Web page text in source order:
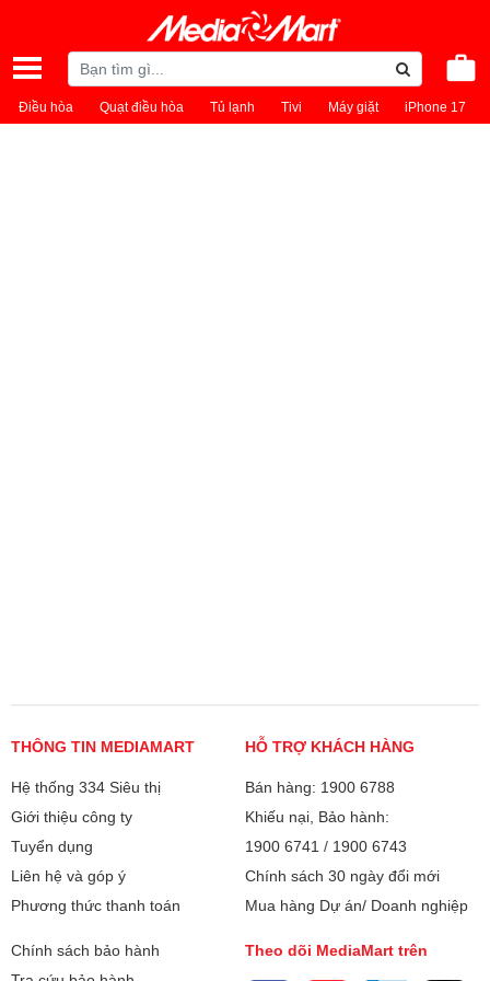
Điều hòa Quạt điều hòa Tủ lạnh Tivi Máy giặt iPhone 17
THÔNG TIN MEDIAMART
Hệ thống 334 Siêu thị
Giới thiệu công ty
Tuyển dụng
Liên hệ và góp ý
Phương thức thanh toán
HỖ TRỢ KHÁCH HÀNG
Bán hàng: 1900 6788
Khiếu nại, Bảo hành:
1900 6741 / 1900 6743
Chính sách 30 ngày đổi mới
Mua hàng Dự án/ Doanh nghiệp
Chính sách bảo hành
Theo dõi MediaMart trên